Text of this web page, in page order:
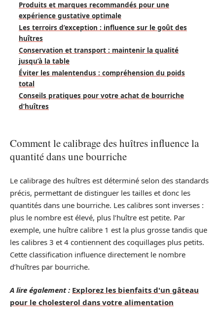
Produits et marques recommandés pour une
expérience gustative optimale
Les terroirs d’exception : influence sur le goût des
huîtres
Conservation et transport : maintenir la qualité
jusqu’à la table
Éviter les malentendus : compréhension du poids
total
Conseils pratiques pour votre achat de bourriche
d’huîtres
Comment le calibrage des huîtres influence la
quantité dans une bourriche
Le calibrage des huîtres est déterminé selon des standards
précis, permettant de distinguer les tailles et donc les
quantités dans une bourriche. Les calibres sont inverses :
plus le nombre est élevé, plus l’huître est petite. Par
exemple, une huître calibre 1 est la plus grosse tandis que
les calibres 3 et 4 contiennent des coquillages plus petits.
Cette classification influence directement le nombre
d’huîtres par bourriche.
A lire également : Explorez les bienfaits d'un gâteau
pour le cholesterol dans votre alimentation